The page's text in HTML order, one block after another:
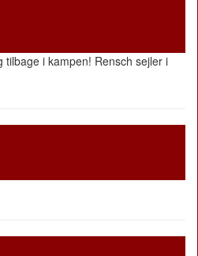
i kampen! Rensch sejler i